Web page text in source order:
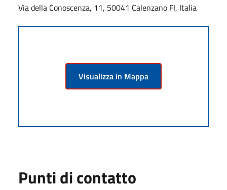
Via della Conoscenza, 11, 50041 Calenzano FI, Italia
Visualizza in Mappa
Punti di contatto